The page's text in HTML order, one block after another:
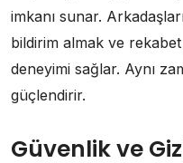
imkanı sunar.
bildirim almak ve
deneyimi sağlar. Aynı
güçlendirir.
Güvenlik ve